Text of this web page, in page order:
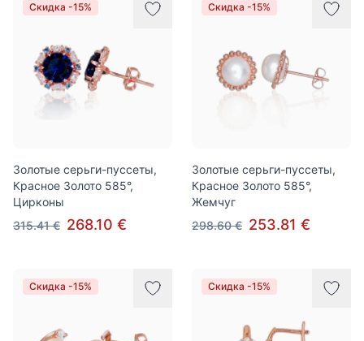
Скидка -15%
Золотые серьги-пуссеты,
Красное Золото 585°,
Цирконы
315.41 € 268.10 €
Скидка -15%
Золотые серьги-пуссеты,
Красное Золото 585°,
Жемчуг
298.60 € 253.81 €
Скидка -15% Скидка -15%